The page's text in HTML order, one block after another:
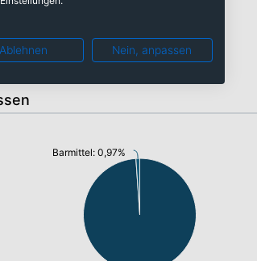
Barmittel: 0,97%
Ablehnen Nein, anpassen